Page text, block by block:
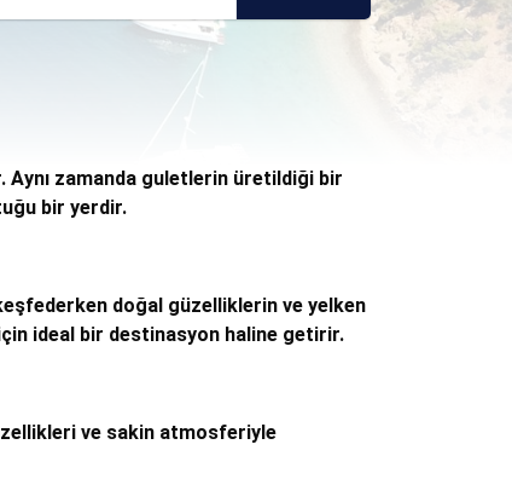
Aynı zamanda guletlerin üretildiği bir
bir yerdir.
doğal güzelliklerin ve yelken
ideal bir destinasyon haline getirir.
ve sakin atmosferiyle